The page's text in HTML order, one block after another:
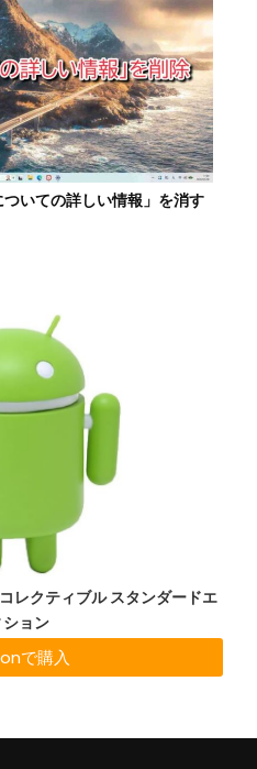
いての詳しい情報」を消す
クティブル スタンダードエ
ョン
で購入